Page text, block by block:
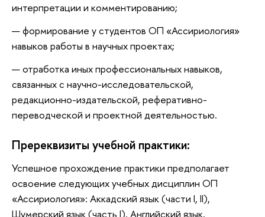
интерпретации и комментированию;
формирование у студентов ОП «Ассириология»
навыков работы в научных проектах;
отработка иных профессиональных навыков,
связанных с научно-исследовательской,
редакционно-издательской, реферативно-
переводческой и проектной деятельностью.
Пререквизиты учебной практики:
Успешное прохождение практики предполагает
освоение следующих учебных дисциплин ОП
«Ассириология»: Аккадский язык (части I, II),
Шумерский язык (часть I), Английский язык,